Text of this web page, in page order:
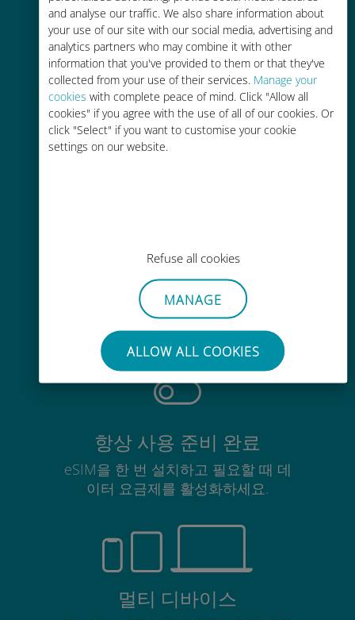
and analyse our traffic. We also share information about
your use of our site with our social media, advertising and
analytics partners who may combine it with other
information that you've provided to them or that they've
collected from your use of their services. Manage your
cookies with complete peace of mind. Click "Allow all
cookies" if you agree with the use of all of our cookies. Or
click "Select" if you want to customise your cookie
settings on our website.
Refuse all cookies
MANAGE
ALLOW ALL COOKIES
90% 저렴합니다.
간편한 충전
Wi-Fi나 남은 데이터가 없어도 Ubigi
간편한
기존 SIM 카드를 제거할 필요가 없습
니다.
항상 사용 준비 완료
eSIM을 한 번 설치하고 필요할 때 데
이터 요금제를 활성화하세요.
멀티 디바이스